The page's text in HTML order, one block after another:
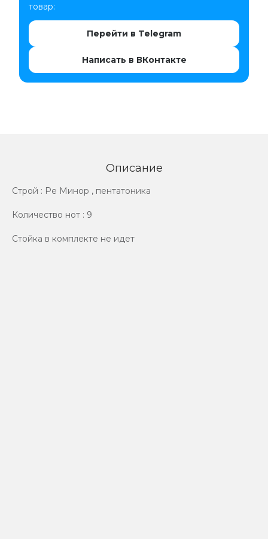
товар:
Перейти в Telegram
Написать в ВКонтакте
Описание
Строй : Ре Минор , пентатоника
Количество нот : 9
Стойка в комплекте не идет